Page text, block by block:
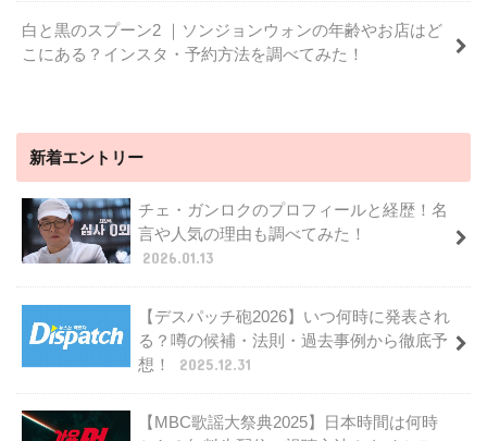
白と黒のスプーン2 ｜ソンジョンウォンの年齢やお店はど
こにある？インスタ・予約方法を調べてみた！
新着エントリー
チェ・ガンロクのプロフィールと経歴！名
言や人気の理由も調べてみた！
2026.01.13
【デスパッチ砲2026】いつ何時に発表され
る？噂の候補・法則・過去事例から徹底予
想！
2025.12.31
【MBC歌謡大祭典2025】日本時間は何時